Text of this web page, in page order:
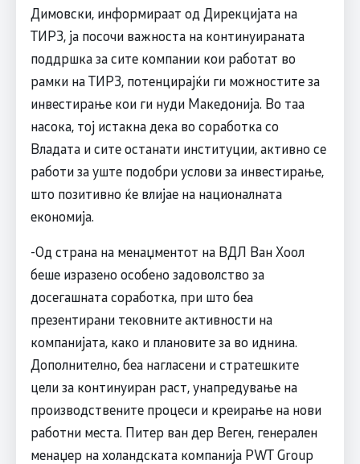
Димовски, информираат од Дирекцијата на
ТИРЗ, ја посочи важноста на континуираната
поддршка за сите компании кои работат во
рамки на ТИРЗ, потенцирајќи ги можностите за
инвестирање кои ги нуди Македонија. Во таа
насока, тој истакна дека во соработка со
Владата и сите останати институции, активно се
работи за уште подобри услови за инвестирање,
што позитивно ќе влијае на националната
економија.
-Од страна на менаџментот на ВДЛ Ван Хоол
беше изразено особено задоволство за
досегашната соработка, при што беа
презентирани тековните активности на
компанијата, како и плановите за во иднина.
Дополнително, беа нагласени и стратешките
цели за континуиран раст, унапредување на
производствените процеси и креирање на нови
работни места. Питер ван дер Веген, генерален
менаџер на холандската компанија PWT Group